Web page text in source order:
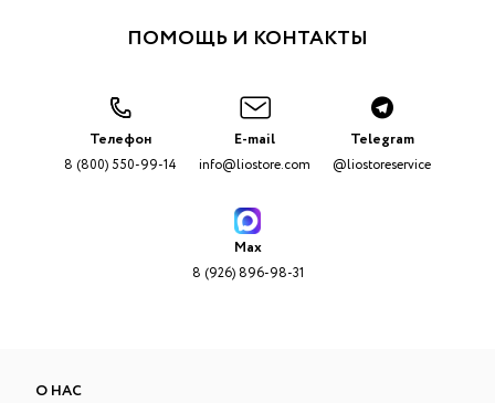
ПОМОЩЬ И КОНТАКТЫ
Телефон
8 (800) 550-99-14
E-mail
info@liostore.com
Telegram
@liostoreservice
Max
8 (926) 896-98-31
О НАС